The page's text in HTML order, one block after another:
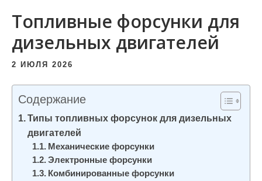
Топливные форсунки для
дизельных двигателей
2 ИЮЛЯ 2026
Содержание
Типы топливных форсунок для дизельных
двигателей
Механические форсунки
Электронные форсунки
Комбинированные форсунки